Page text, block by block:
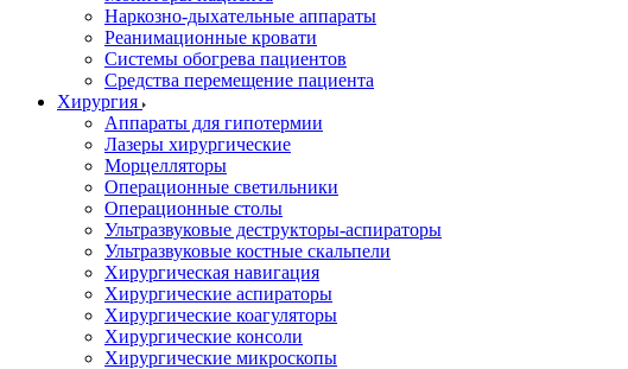
Наркозно-дыхательные аппараты
Реанимационные кровати
Системы обогрева пациентов
Средства перемещение пациента
Хирургия
Аппараты для гипотермии
Лазеры хирургические
Морцелляторы
Операционные светильники
Операционные столы
Ультразвуковые деструкторы-аспираторы
Ультразвуковые костные скальпели
Хирургическая навигация
Хирургические аспираторы
Хирургические коагуляторы
Хирургические консоли
Хирургические микроскопы